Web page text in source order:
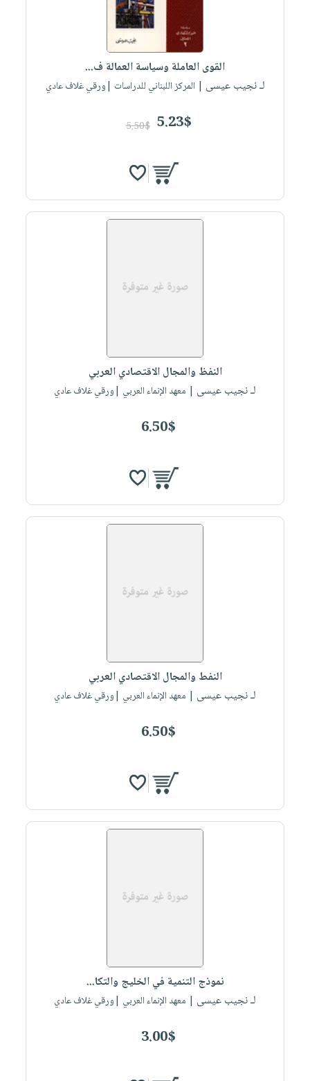
القوى العاملة وسياسة العمالة ف...
لـ نجيب عيسى | المركز اللبناني للدراسات |ورقي غلاف عادي
5.23$
5.50$
النفظ والمجال الاقتصادي العربي
لـ نجيب عيسى | معهد الإنماء العربي |ورقي غلاف عادي
6.50$
النفط والمجال الاقتصادي العربي
لـ نجيب عيسى | معهد الإنماء العربي |ورقي غلاف عادي
6.50$
نموذج التنمية في الخليج والتكا...
لـ نجيب عيسى | معهد الإنماء العربي |ورقي غلاف عادي
3.00$